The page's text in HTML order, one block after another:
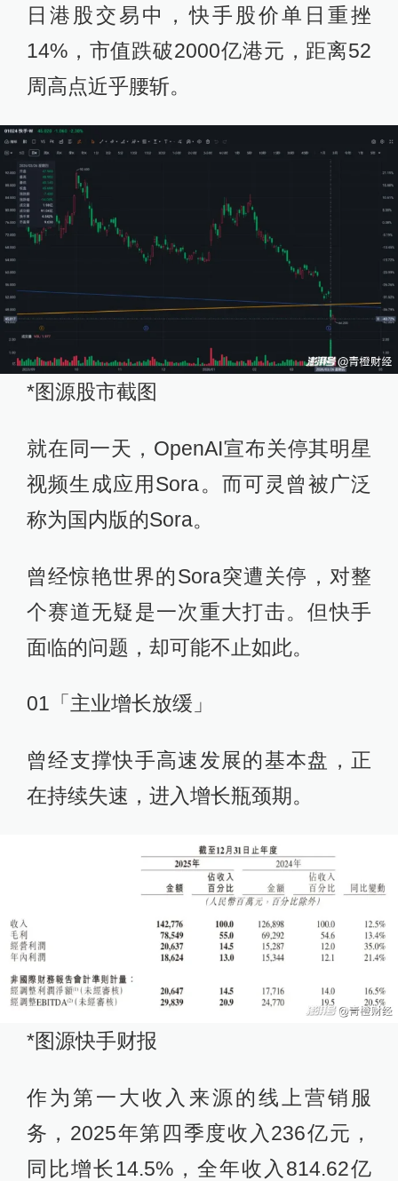
日港股交易中，快手股价单日重挫
14%，市值跌破2000亿港元，距离52
周高点近乎腰斩。
*图源股市截图
就在同一天，OpenAI宣布关停其明星
视频生成应用Sora。而可灵曾被广泛
称为国内版的Sora。
曾经惊艳世界的Sora突遭关停，对整
个赛道无疑是一次重大打击。但快手
面临的问题，却可能不止如此。
01「主业增长放缓」
曾经支撑快手高速发展的基本盘，正
在持续失速，进入增长瓶颈期。
*图源快手财报
作为第一大收入来源的线上营销服
务，2025年第四季度收入236亿元，
同比增长14.5%，全年收入814.62亿